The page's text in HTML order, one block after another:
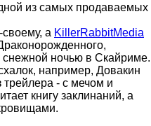
из самых продаваемых
а KillerRabbitMedia
ночью в Скайриме.
например, Довакин
трейлера - с мечом и
книгу заклинаний, а